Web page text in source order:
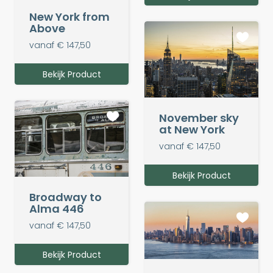
New York from
Above
vanaf € 147,50
Bekijk Product
November sky
at New York
vanaf € 147,50
Bekijk Product
Broadway to
Alma 446
vanaf € 147,50
Bekijk Product